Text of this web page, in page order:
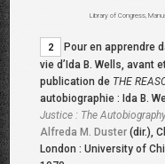
Library of Congress,
2
Pour en apprendre
vie d’Ida B. Wells, avant
publication de THE
autobiographie : Ida B.
Justice : The
Alfreda M. Duster (dir.),
London : University of